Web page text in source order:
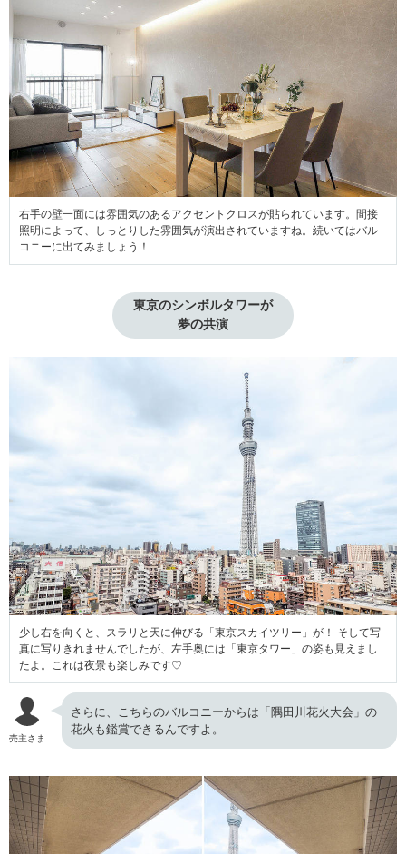
右手の壁一面には雰囲気のあるアクセントクロスが貼られています。間接
照明によって、しっとりした雰囲気が演出されていますね。続いてはバル
コニーに出てみましょう！
東京のシンボルタワーが
夢の共演
少し右を向くと、スラリと天に伸びる「東京スカイツリー」が！ そして写
真に写りきれませんでしたが、左手奥には「東京タワー」の姿も見えまし
たよ。これは夜景も楽しみです♡
売主さま
さらに、こちらのバルコニーからは「隅田川花火大会」の
花火も鑑賞できるんですよ。